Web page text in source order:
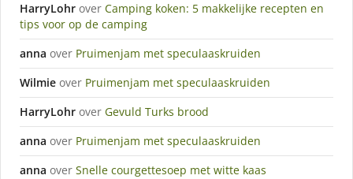
HarryLohr over Camping koken: 5 makkelijke recepten en
tips voor op de camping
anna over Pruimenjam met speculaaskruiden
Wilmie over Pruimenjam met speculaaskruiden
HarryLohr over Gevuld Turks brood
anna over Pruimenjam met speculaaskruiden
anna over Snelle courgettesoep met witte kaas